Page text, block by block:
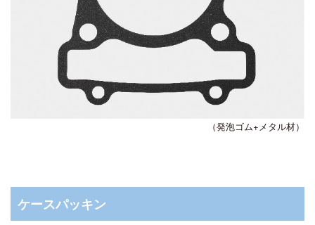
（発泡ゴム+メタル材）
ケースパッキン